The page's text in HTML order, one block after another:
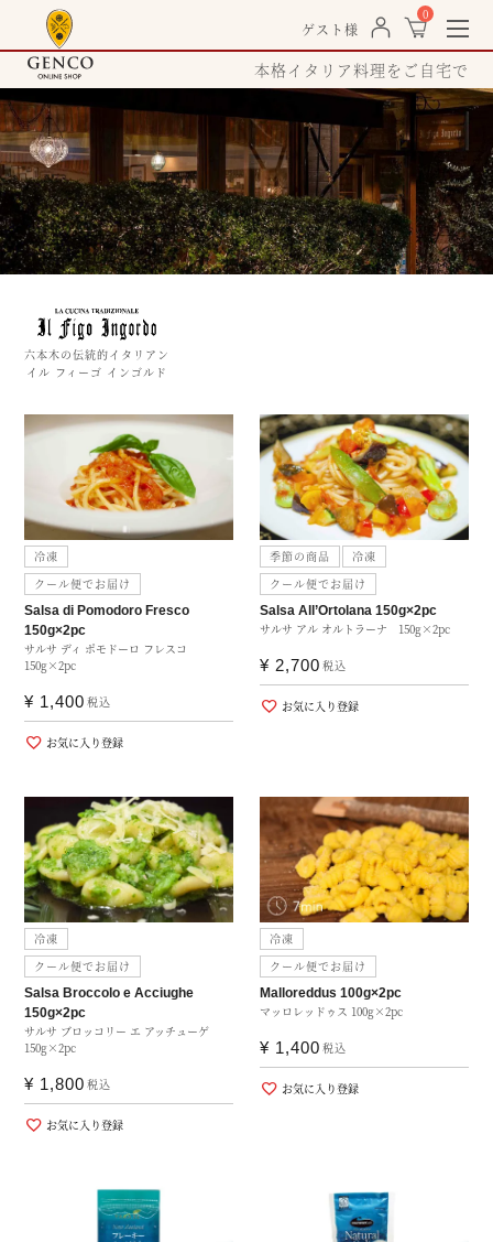
ゲスト様
0
本格イタリア料理をご自宅で
六本木の伝統的イタリアン
イル フィーゴ インゴルド
冷凍
クール便でお届け
サルサ ディ ポモドーロ フレスコ
150g×2pc
Salsa di Pomodoro Fresco
150g×2pc
¥ 1,400 税込
お気に入り登録
季節の商品
冷凍
クール便でお届け
サルサ アル オルトラーナ 150g×2pc
Salsa All’Ortolana 150g×2pc
¥ 2,700 税込
お気に入り登録
冷凍
クール便でお届け
サルサ ブロッコリー エ アッチューゲ
150g×2pc
Salsa Broccolo e Acciughe
150g×2pc
¥ 1,800 税込
お気に入り登録
冷凍
クール便でお届け
マッロレッドゥス 100g×2pc
Malloreddus 100g×2pc
¥ 1,400 税込
お気に入り登録